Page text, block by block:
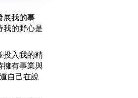
展我的事
我的野心是
投入我的精
擁有事業與
自己在說